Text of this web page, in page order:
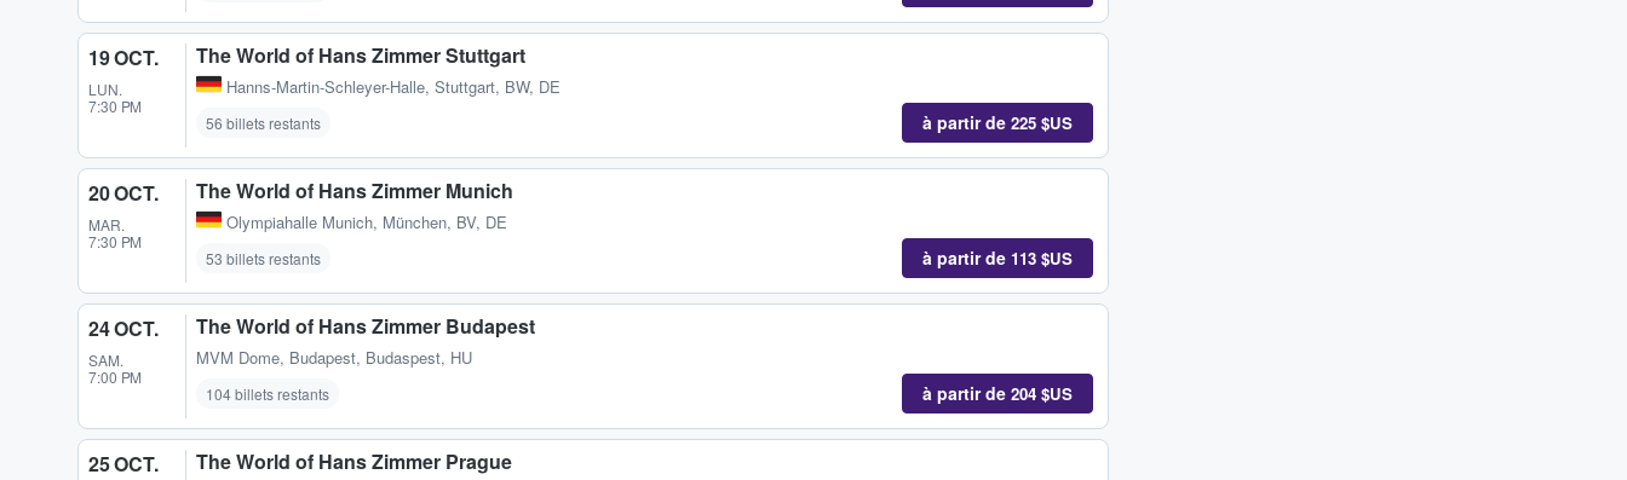
19 OCT.
LUN.
7:30 PM
The World of Hans Zimmer Stuttgart
Hanns-Martin-Schleyer-Halle, Stuttgart, BW, DE
56 billets restants à partir de 225 $US
20 OCT.
MAR.
7:30 PM
The World of Hans Zimmer Munich
Olympiahalle Munich, München, BV, DE
53 billets restants à partir de 113 $US
24 OCT.
SAM.
7:00 PM
The World of Hans Zimmer Budapest
MVM Dome, Budapest, Budaspest, HU
104 billets restants à partir de 204 $US
25 OCT. The World of Hans Zimmer Prague